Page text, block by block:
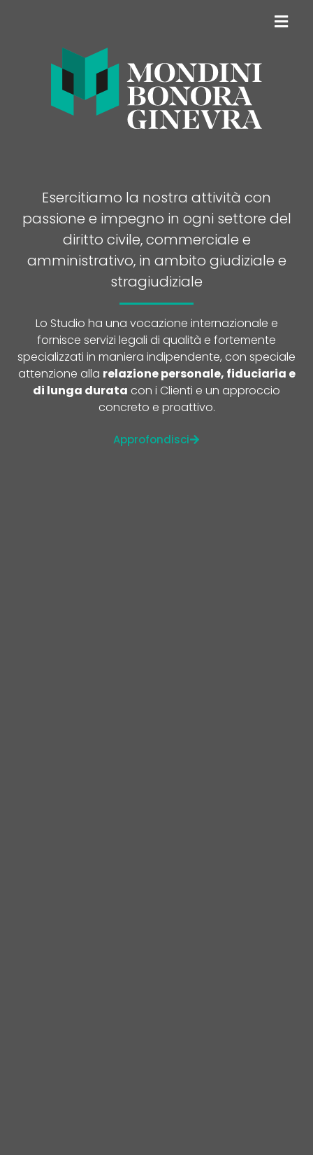
Esercitiamo la nostra attività con
passione e impegno in ogni settore del
diritto civile, commerciale e
amministrativo, in ambito giudiziale e
stragiudiziale
Lo Studio ha una vocazione internazionale e
fornisce servizi legali di qualità e fortemente
specializzati in maniera indipendente, con speciale
attenzione alla relazione personale, fiduciaria e
di lunga durata con i Clienti e un approccio
concreto e proattivo.
Approfondisci